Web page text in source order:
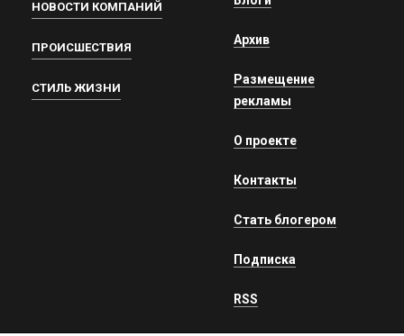
НОВОСТИ КОМПАНИЙ
ПРОИСШЕСТВИЯ
СТИЛЬ ЖИЗНИ
Архив
Размещение
рекламы
О проекте
Контакты
Стать блогером
Подписка
RSS